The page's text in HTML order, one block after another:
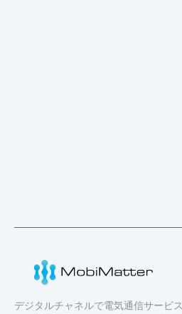
デジタルチャネルで電気通信サービ